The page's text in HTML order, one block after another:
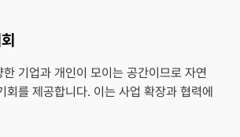
기업과 개인이 모이는 공간이므로 자연
회를 제공합니다. 이는 사업 확장과 협력에